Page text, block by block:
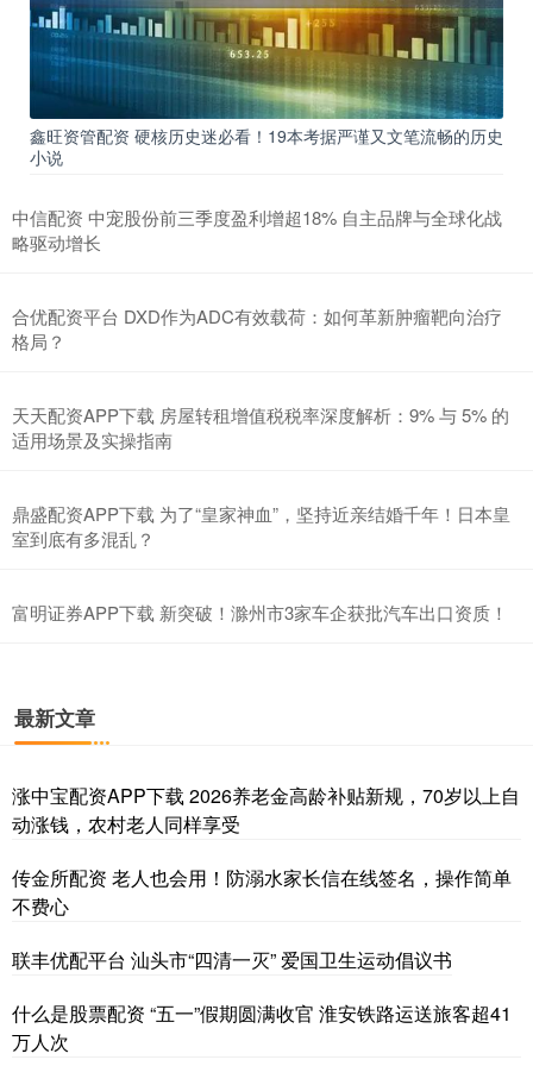
鑫旺资管配资 硬核历史迷必看！19本考据严谨又文笔流畅的历史
小说
中信配资 中宠股份前三季度盈利增超18% 自主品牌与全球化战
略驱动增长
合优配资平台 DXD作为ADC有效载荷：如何革新肿瘤靶向治疗
格局？
天天配资APP下载 房屋转租增值税税率深度解析：9% 与 5% 的
适用场景及实操指南
鼎盛配资APP下载 为了“皇家神血”，坚持近亲结婚千年！日本皇
室到底有多混乱？
富明证券APP下载 新突破！滁州市3家车企获批汽车出口资质！
最新文章
涨中宝配资APP下载 2026养老金高龄补贴新规，70岁以上自
动涨钱，农村老人同样享受
传金所配资 老人也会用！防溺水家长信在线签名，操作简单
不费心
联丰优配平台 汕头市“四清一灭” 爱国卫生运动倡议书
什么是股票配资 “五一”假期圆满收官 淮安铁路运送旅客超41
万人次